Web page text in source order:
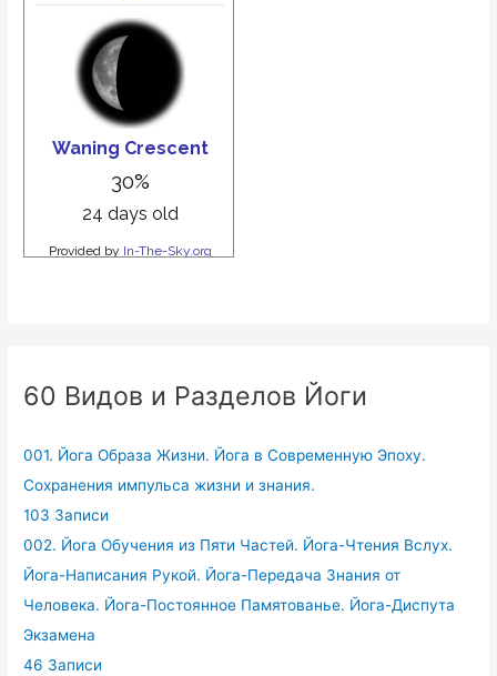
60 Видов и Разделов Йоги
001. Йога Образа Жизни. Йога в Современную Эпоху.
Сохранения импульса жизни и знания.
103 Записи
002. Йога Обучения из Пяти Частей. Йога-Чтения Вслух.
Йога-Написания Рукой. Йога-Передача Знания от
Человека. Йога-Постоянное Памятованье. Йога-Диспута
Экзамена
46 Записи